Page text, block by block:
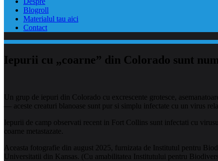
Blogroll
Materialul tau aici
Contact
Iepurii cu „coarne” din Colorado sunt
Un grup de iepuri din Colorado cu excrescente grotesce,
— aceste creaturi blanoase sunt pur si simplu infectate cu un virus
Iepurii de camp observati recent in Fort Collins sunt infectati cu
coarne metastazate.
Aceasta fotografie din august 2025, furnizata de Institutul pentru
Universitatii din Kansas. (Cu amabilitatea Institutului pentru